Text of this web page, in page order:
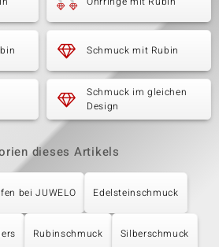
Schmuck mit Rubin
Schmuck im gleichen
Design
dieses Artikels
bei JUWELO Edelsteinschmuck
Rubinschmuck Silberschmuck